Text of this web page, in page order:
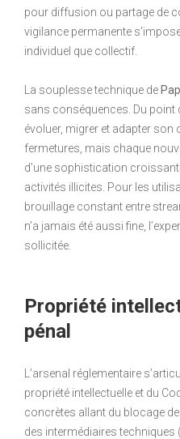
pour diffusion ou partage de
vigilance permanente
individuel que collectif.
La souplesse technique de
sans conséquences. Du point
évoluer, migrer et adapter
fermetures, mais chaque
d’une sophistication
activités illicites. Pour les
brouillage constant entre
n’a jamais été aussi fine,
sollicitée.
Propriété
pénal
L’arsenal réglementaire
propriété intellectuelle et du
concrètes allant du blocage
des intermédiaires